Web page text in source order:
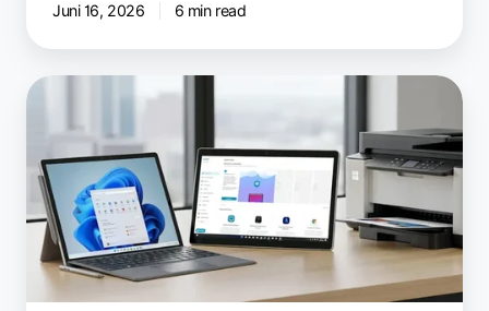
Juni 16, 2026 6 min read
Drucken
Surface
oder
Copilot+
PC:
einfach
gemacht